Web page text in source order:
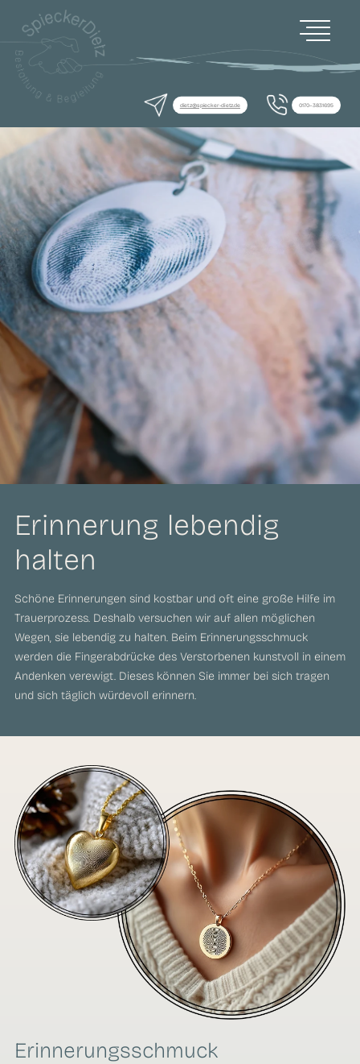
dietz@spiecker-dietz.de 0170–3831695
Erinnerung lebendig
halten
Schöne Erinnerungen sind kostbar und oft eine große Hilfe im
Trauerprozess. Deshalb versuchen wir auf allen möglichen
Wegen, sie lebendig zu halten. Beim Erinnerungsschmuck
werden die Fingerabdrücke des Verstorbenen kunstvoll in einem
Andenken verewigt. Dieses können Sie immer bei sich tragen
und sich täglich würdevoll erinnern.
Erinnerungsschmuck